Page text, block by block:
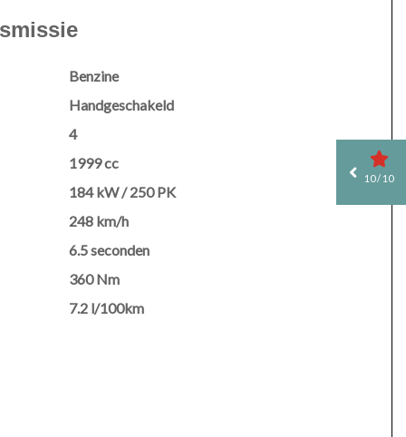
Benzine
Handgeschakeld
4
1999 cc
184 kW / 250 PK
248 km/h
6.5 seconden
360 Nm
7.2 l/100km
10 / 10